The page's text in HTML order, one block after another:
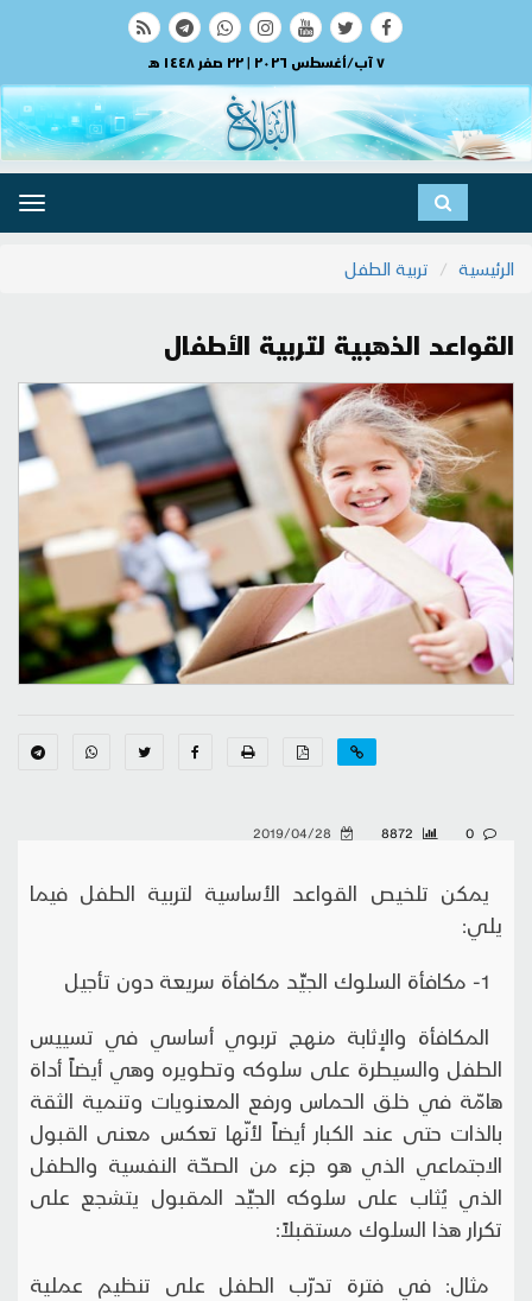
٧ آب/أغسطس ٢٠٢٦ | ٢٢ صفر ١٤٤٨ هـ
الرئيسية
تربية الطفل
القواعد الذهبية لتربية الأطفال
يمكن تلخيص القواعد الأساسية لتربية الطفل فيما
يلي:
1- مكافأة السلوك الجيِّد مكافأة سريعة دون تأجيل
المكافأة والإثابة منهج تربوي أساسي في تسييس
الطفل والسيطرة على سلوكه وتطويره وهي أيضاً أداة
هامّة في خلق الحماس ورفع المعنويات وتنمية الثقة
بالذات حتى عند الكبار أيضاً لأنّها تعكس معنى القبول
الاجتماعي الذي هو جزء من الصحّة النفسية والطفل
الذي يُثاب على سلوكه الجيِّد المقبول يتشجع على
تكرار هذا السلوك مستقبلاً:
مثال: في فترة تدرّب الطفل على تنظيم عملية